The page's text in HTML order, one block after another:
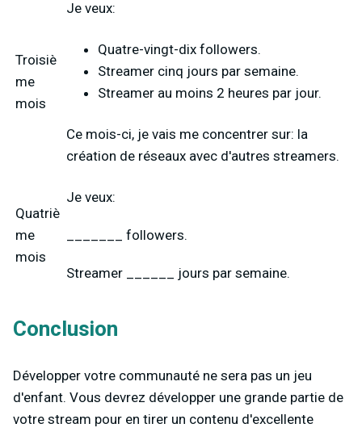
Troisiè
me
mois
Je veux:
Quatre-vingt-dix followers.
Streamer cinq jours par semaine.
Streamer au moins 2 heures par jour.
Ce mois-ci, je vais me concentrer sur: la
création de réseaux avec d'autres streamers.
Quatriè
me
mois
Je veux:
_______ followers.
Streamer ______ jours par semaine.
Conclusion
Développer votre communauté ne sera pas un jeu
d'enfant. Vous devrez développer une grande partie de
votre stream pour en tirer un contenu d'excellente